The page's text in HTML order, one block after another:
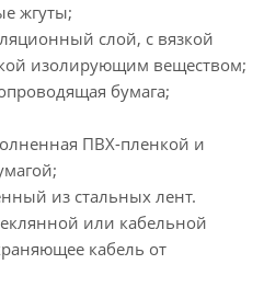
жгуты;
слой, с вязкой
изолирующим веществом;
бумага;
ПВХ-пленкой и
из стальных лент.
или кабельной
кабель от